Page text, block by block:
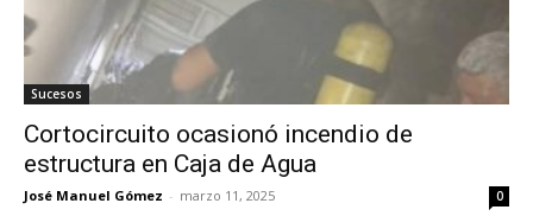
Sucesos
Cortocircuito ocasionó incendio de
estructura en Caja de Agua
José Manuel Gómez - marzo 11, 2025 0